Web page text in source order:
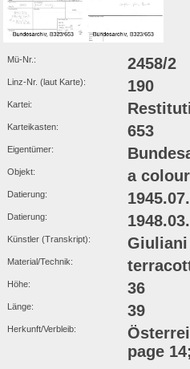
Mü-Nr.: 2458/2
Linz-Nr. (laut Karte): 190
Kartei:
Karteikasten: 653
Eigentümer:
Objekt: a
Datierung:
Datierung:
Künstler (Transkript): Giuliani
Material/Technik:
Höhe: 36
Länge: 39
Herkunft/Verbleib:
page